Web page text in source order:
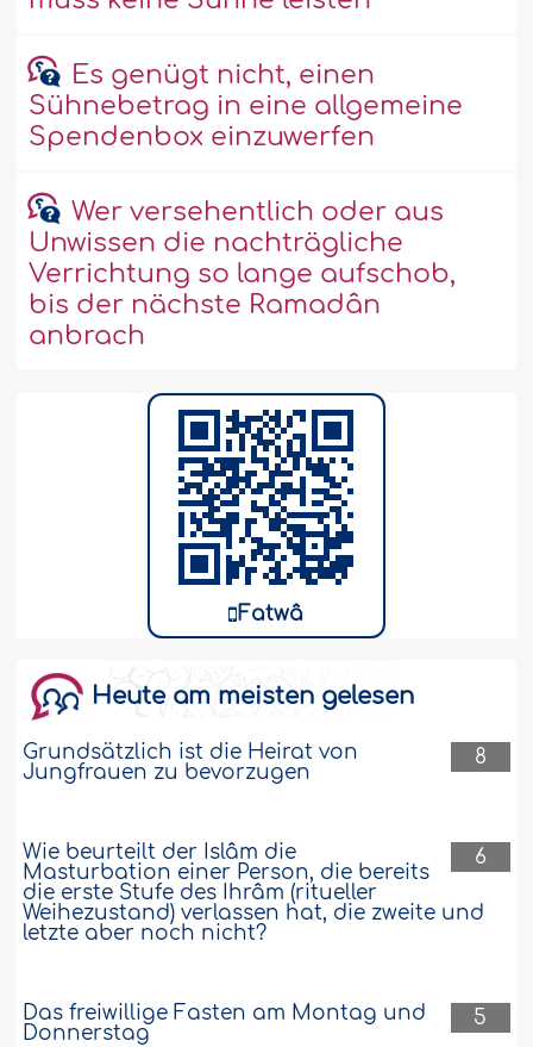
Es genügt nicht, einen
Sühnebetrag in eine allgemeine
Spendenbox einzuwerfen
Wer versehentlich oder aus
Unwissen die nachträgliche
Verrichtung so lange aufschob,
bis der nächste Ramadân
anbrach
Fatwâ
Heute am meisten gelesen
8
Grundsätzlich ist die Heirat von
Jungfrauen zu bevorzugen
6
Wie beurteilt der Islâm die
Masturbation einer Person, die bereits
die erste Stufe des Ihrâm (ritueller
Weihezustand) verlassen hat, die zweite und
letzte aber noch nicht?
5
Das freiwillige Fasten am Montag und
Donnerstag